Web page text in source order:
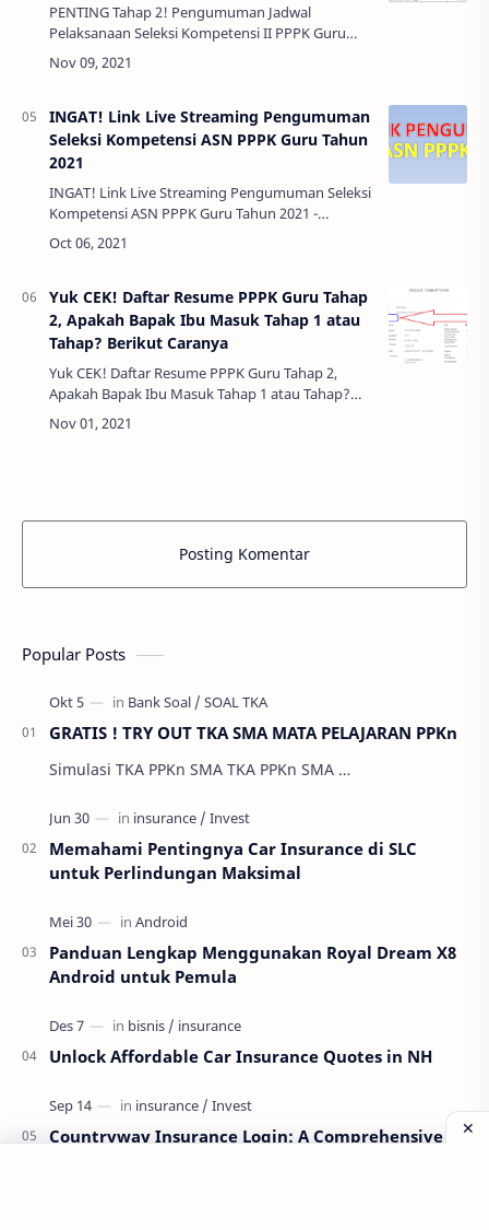
PENTING Tahap 2! Pengumuman Jadwal
Pelaksanaan Seleksi Kompetensi II PPPK Guru
Tahap 2 - Sehubungan dengan proses evaluasi
menyeluruh pada Hasil Seleksi Kompetensi 1
INGAT! Link Live Streaming Pengumuman
Seleksi Kompetensi ASN PPPK Guru Tahun
2021
INGAT! Link Live Streaming Pengumuman Seleksi
Kompetensi ASN PPPK Guru Tahun 2021 -
Berdasarkan surat Kementrian Pendidikan
kebudayaan riset dan teknologi nomor
Yuk CEK! Daftar Resume PPPK Guru Tahap
2, Apakah Bapak Ibu Masuk Tahap 1 atau
Tahap? Berikut Caranya
Yuk CEK! Daftar Resume PPPK Guru Tahap 2,
Apakah Bapak Ibu Masuk Tahap 1 atau Tahap?
Berikut Caranya - Alhamdulillah pengumuman
tahap 1 sudah berakhir, saat ini bapak ibu guru…
Posting Komentar
Popular Posts
GRATIS ! TRY OUT TKA SMA MATA PELAJARAN PPKn
Simulasi TKA PPKn SMA TKA PPKn SMA …
Memahami Pentingnya Car Insurance di SLC
untuk Perlindungan Maksimal
Panduan Lengkap Menggunakan Royal Dream X8
Android untuk Pemula
Unlock Affordable Car Insurance Quotes in NH
Countryway Insurance Login: A Comprehensive